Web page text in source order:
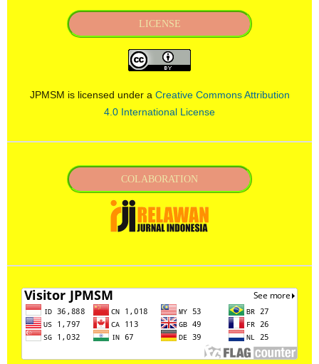
LICENSE
JPMSM is licensed under a Creative Commons Attribution
4.0 International License
COLABORATION